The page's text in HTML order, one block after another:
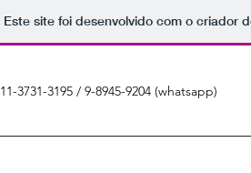
Este site foi desenvolvido com o criador
11-3731-3195 / 9-8945-9204 (whatsapp)